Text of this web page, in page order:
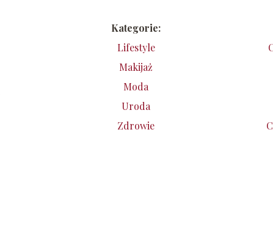
Kategorie:
Lifestyle
Makijaż
Moda
Uroda
Zdrowie